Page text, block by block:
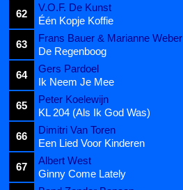
62
V.O.F. De Kunst
Één Kopje Koffie
63
Frans Bauer & Marianne Weber
De Regenboog
64
Gers Pardoel
Ik Neem Je Mee
65
Peter Koelewijn
KL 204 (Als Ik God Was)
66
Dimitri Van Toren
Een Lied Voor Kinderen
67
Albert West
Ginny Come Lately